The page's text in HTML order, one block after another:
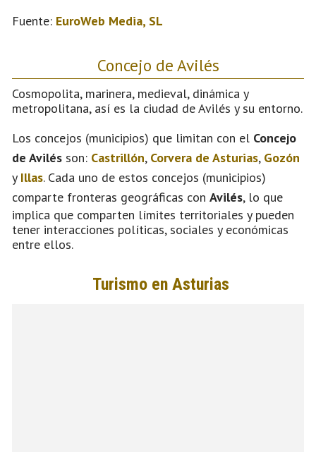
Fuente: EuroWeb Media, SL
Concejo de Avilés
Cosmopolita, marinera, medieval, dinámica y
metropolitana, así es la ciudad de Avilés y su entorno.
Los concejos (municipios) que limitan con el Concejo
de Avilés son: Castrillón, Corvera de Asturias, Gozón
y Illas. Cada uno de estos concejos (municipios)
comparte fronteras geográficas con Avilés, lo que
implica que comparten límites territoriales y pueden
tener interacciones políticas, sociales y económicas
entre ellos.